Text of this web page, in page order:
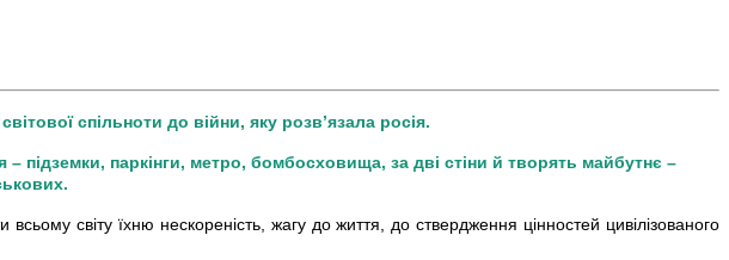
спільноти до війни, яку розв’язала росія.
підземки, паркінги, метро, бомбосховища, за дві стіни й творять майбутнє –
світу їхню нескореність, жагу до життя, до ствердження цінностей цивілізованого